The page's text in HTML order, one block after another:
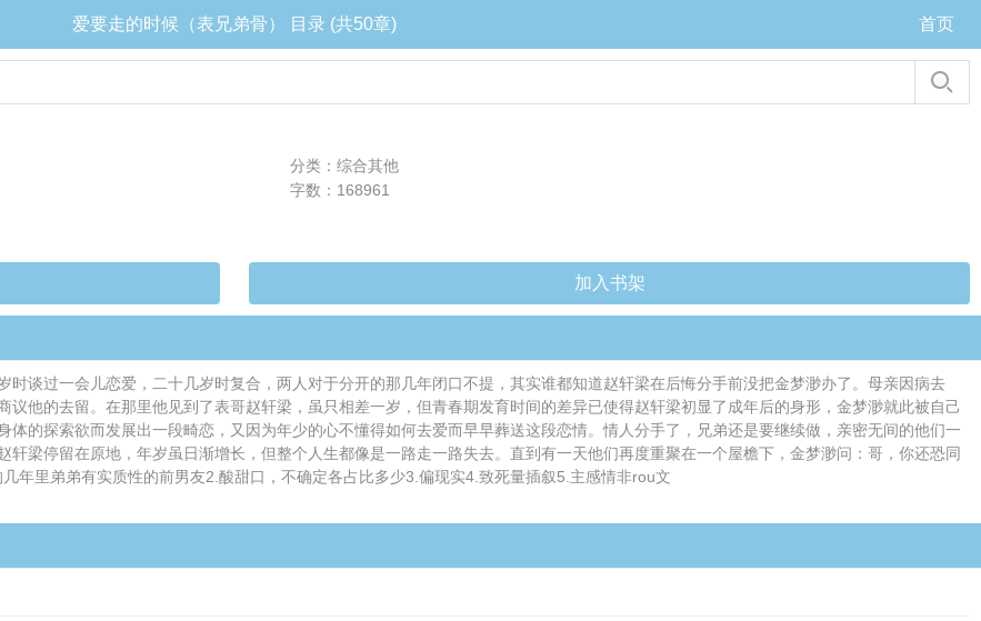
爱要走的时候（表兄弟骨） 目录 (共50章) 首页
分类：综合其他
字数：168961
加入书架
谈过一会儿恋爱，二十几岁时复合，两人对于分开的那几年闭口不提，其实谁都知道赵轩梁在后悔分手前没把金梦渺办了。母亲因病去
他的去留。在那里他见到了表哥赵轩梁，虽只相差一岁，但青春期发育时间的差异已使得赵轩梁初显了成年后的身形，金梦渺就此被自己
的探索欲而发展出一段畸恋，又因为年少的心不懂得如何去爱而早早葬送这段恋情。情人分手了，兄弟还是要继续做，亲密无间的他们一
梁停留在原地，年岁虽日渐增长，但整个人生都像是一路走一路失去。直到有一天他们再度重聚在一个屋檐下，金梦渺问：哥，你还恐同
年里弟弟有实质性的前男友2.酸甜口，不确定各占比多少3.偏现实4.致死量插叙5.主感情非rou文